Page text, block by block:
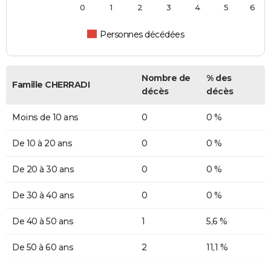
Personnes décédées
0 1 2 3 4 5 6
Famille CHERRADI
Nombre de
décès
% des
décès
Moins de 10 ans 0 0 %
De 10 à 20 ans 0 0 %
De 20 à 30 ans 0 0 %
De 30 à 40 ans 0 0 %
De 40 à 50 ans 1 5,6 %
De 50 à 60 ans 2 11,1 %